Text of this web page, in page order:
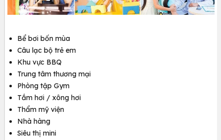
Bể bơi bốn mùa
Câu lạc bộ trẻ em
Khu vực BBQ
Trung tâm thương mại
Phòng tập Gym
Tắm hơi / xông hơi
Thẩm mỹ viện
Nhà hàng
Siêu thị mini